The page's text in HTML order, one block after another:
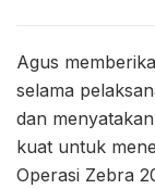
Agus
selama
dan
kuat untuk
Operasi Zebra